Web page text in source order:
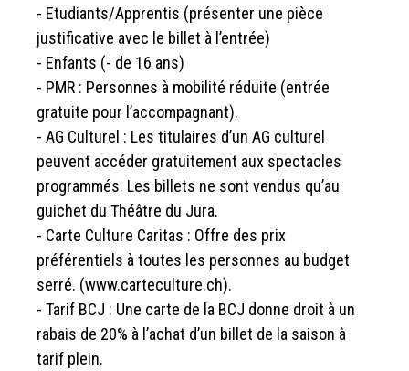
- Etudiants/Apprentis (présenter une pièce
justificative avec le billet à l’entrée)
- Enfants (- de 16 ans)
- PMR : Personnes à mobilité réduite (entrée
gratuite pour l’accompagnant).
- AG Culturel : Les titulaires d’un AG culturel
peuvent accéder gratuitement aux spectacles
programmés. Les billets ne sont vendus qu’au
guichet du Théâtre du Jura.
- Carte Culture Caritas : Offre des prix
préférentiels à toutes les personnes au budget
serré. (www.carteculture.ch).
- Tarif BCJ : Une carte de la BCJ donne droit à un
rabais de 20% à l’achat d’un billet de la saison à
tarif plein.